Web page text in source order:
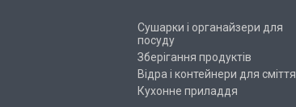
Сушарки і органайзери для
посуду
Зберігання продуктів
Відра і контейнери для сміття
Кухонне приладдя